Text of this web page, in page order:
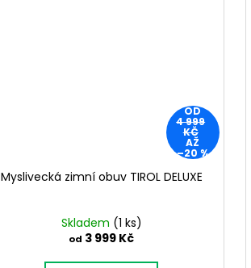
OD
4 999
KČ
AŽ
–20 %
Myslivecká zimní obuv TIROL DELUXE
Skladem (1 ks)
od 3 999 Kč